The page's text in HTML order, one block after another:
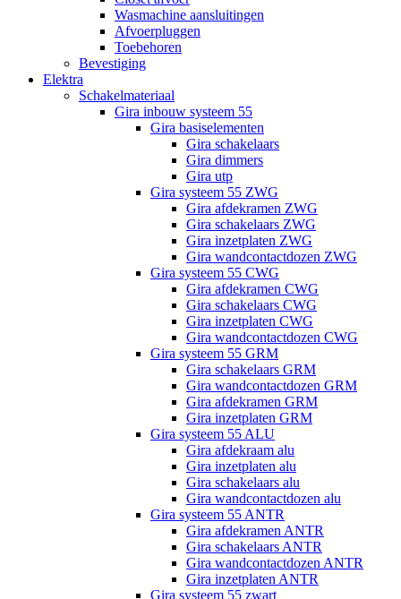
Wasmachine aansluitingen
Afvoerpluggen
Toebehoren
Bevestiging
Elektra
Schakelmateriaal
Gira inbouw systeem 55
Gira basiselementen
Gira schakelaars
Gira dimmers
Gira utp
Gira systeem 55 ZWG
Gira afdekramen ZWG
Gira schakelaars ZWG
Gira inzetplaten ZWG
Gira wandcontactdozen ZWG
Gira systeem 55 CWG
Gira afdekramen CWG
Gira schakelaars CWG
Gira inzetplaten CWG
Gira wandcontactdozen CWG
Gira systeem 55 GRM
Gira schakelaars GRM
Gira wandcontactdozen GRM
Gira afdekramen GRM
Gira inzetplaten GRM
Gira systeem 55 ALU
Gira afdekraam alu
Gira inzetplaten alu
Gira schakelaars alu
Gira wandcontactdozen alu
Gira systeem 55 ANTR
Gira afdekramen ANTR
Gira schakelaars ANTR
Gira wandcontactdozen ANTR
Gira inzetplaten ANTR
Gira systeem 55 zwart